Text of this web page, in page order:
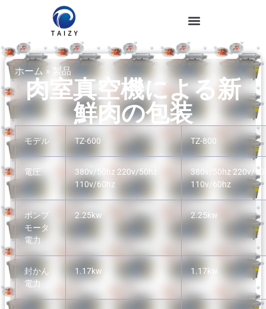
ホーム » 製品
肉室真空機による新
鮮肉の包装
モデル TZ-600 TZ-800
電圧
380v/50hz 220v/50hz
110v/60hz
380v/50hz 220v/
110v/60hz
ポンプ
モータ
電力
2.25kw 2.25kw
封かん
電力
1.17kw 1.17kw